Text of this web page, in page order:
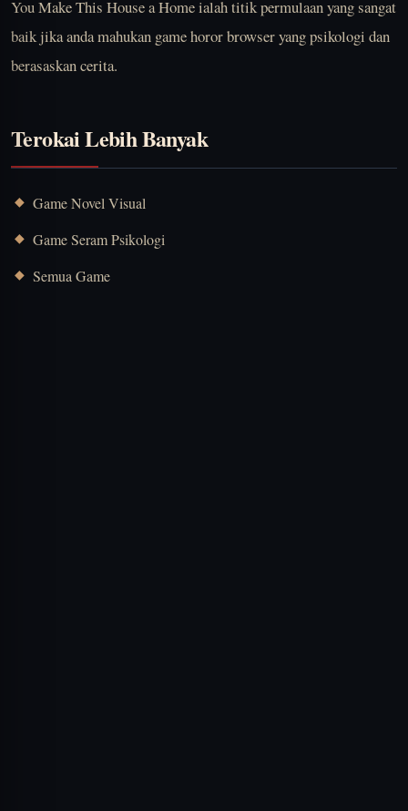
You Make This House a Home ialah titik permulaan yang sangat
baik jika anda mahukan game horor browser yang psikologi dan
berasaskan cerita.
Terokai Lebih Banyak
Game Novel Visual
Game Seram Psikologi
Semua Game